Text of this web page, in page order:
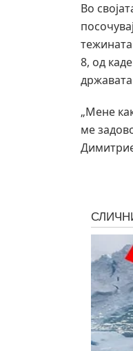
Во
8, од
„Мене
ме